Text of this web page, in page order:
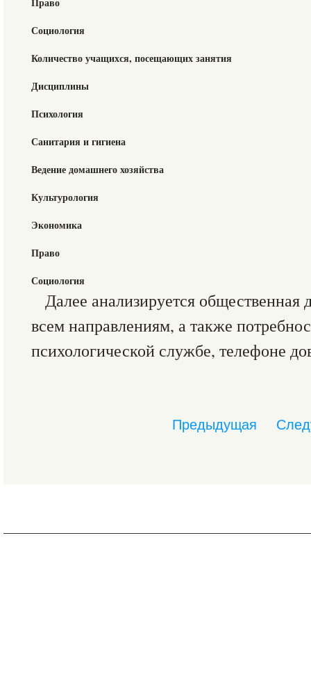
Социология
Количество учащихся, посещающих занятия
Дисциплины
Психология
Санитария и гигиена
Ведение домашнего хозяйства
Культурология
Экономика
Право
Социология
Далее анализируется общественная
всем направлениям, а также
психологической службе, телефоне
Предыдущая